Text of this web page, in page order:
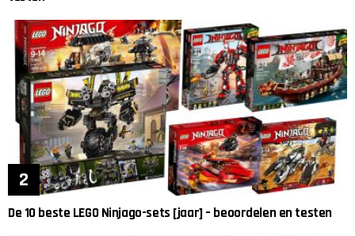
De 10 beste LEGO Ninjago-sets [jaar] – beoordelen en testen